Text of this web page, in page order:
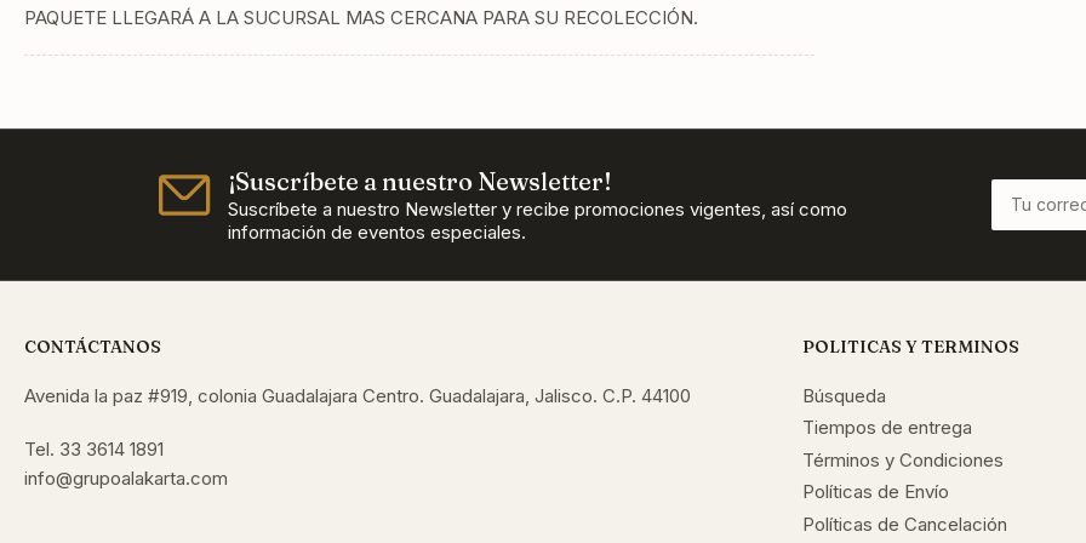
PAQUETE LLEGARÁ A LA SUCURSAL MAS CERCANA PARA SU RECOLECCIÓN.
¡Suscríbete a nuestro Newsletter!
Suscríbete a nuestro Newsletter y recibe promociones vigentes, así como
información de eventos especiales.
Tu
correo
electrónico
CONTÁCTANOS
Avenida la paz #919, colonia Guadalajara Centro. Guadalajara, Jalisco. C.P. 44100
Tel. 33 3614 1891
info@grupoalakarta.com
POLITICAS Y TERMINOS
Búsqueda
Tiempos de entrega
Términos y Condiciones
Políticas de Envío
Políticas de Cancelación